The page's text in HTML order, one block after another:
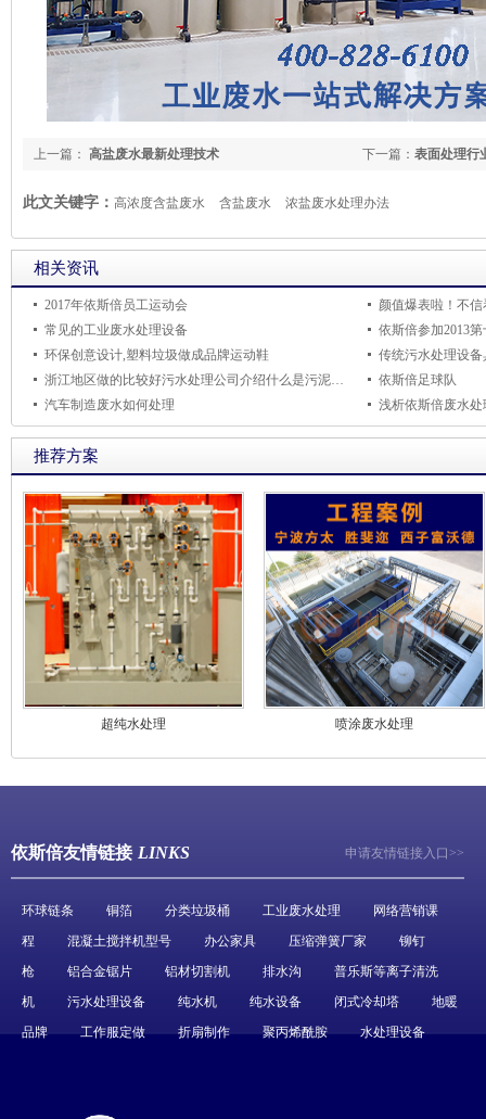
下一篇： 表面处理行
上一篇： 高盐废水最新处理技术
此文关键字： 高浓度含盐废水 含盐废水 浓盐废水处理办法
相关资讯
2017年依斯倍员工运动会
颜值爆表啦！不信
常见的工业废水处理设备
依斯倍参加2013
环保创意设计,塑料垃圾做成品牌运动鞋
浙江地区做的比较好污水处理公司介绍什么是污泥高温堆肥技术
依斯倍足球队
汽车制造废水如何处理
浅析依斯倍废水
推荐方案
超纯水处理 喷涂废水处理
依斯倍友情链接 LINKS 申请友情链接入口>>
环球链条 铜箔 分类垃圾桶 工业废水处理
网络营销课
程
混凝土搅拌机型号 办公家具 压缩弹簧厂家
铆钉
枪
铝合金锯片 铝材切割机 排水沟
普乐斯等离子清洗
机
污水处理设备 纯水机 纯水设备 闭式冷却塔
地暖
品牌
工作服定做 折扇制作 聚丙烯酰胺 水处理设备